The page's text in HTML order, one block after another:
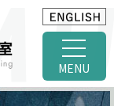
MENU